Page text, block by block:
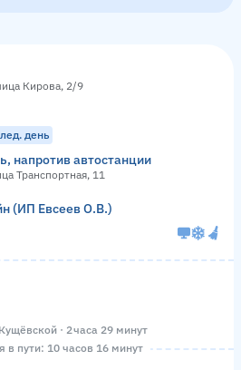
Кирова, 2/9
день
напротив автостанции
Транспортная, 11
(ИП Евсеев О.В.)
· 2 часа 29 минут
пути: 10 часов 16 минут